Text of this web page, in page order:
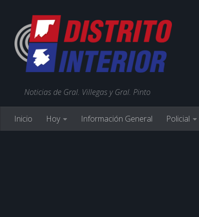
Noticias de Gral. Villegas y Gral. Pinto
Inicio Hoy Información General Policial